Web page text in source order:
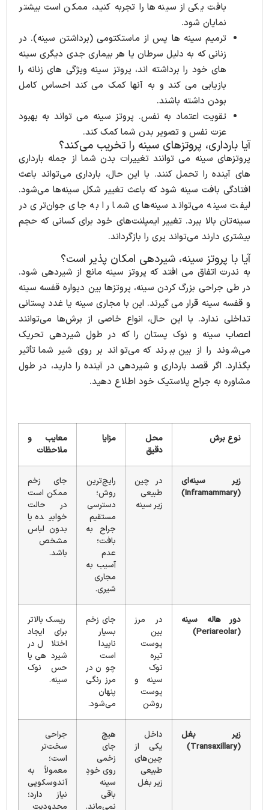
بافت یکی از سینه‌ها را تجربه کنید، ممکن است بیشتر
نمایان شود.
ترمیم سینه ها پس از ماستکتومی (برداشتن سینه). در
زنانی که به دلیل سرطان یا هر بیماری جدی دیگری سینه
های خود را برداشته اند، پروتز سینه ویژگی های زنانه را
بازیابی می کند و به آنها کمک می کند احساس کامل
بودن داشته باشند.
تقویت اعتماد به نفس. پروتز سینه می تواند به بهبود
عزت نفس و تصویر بدن شما کمک کند.
آیا بارداری، پروتزهای سینه را تخریب می‌کند؟
پروتزهای سینه می توانند تغییرات بدن شما از جمله بارداری
های آینده را تحمل کنند. با این حال، بارداری می‌تواند باعث
افتادگی بافت سینه شود که باعث تغییر شکل سینه‌ها می‌شود.
لیفت سینه می‌تواند سینه‌های شما را به جای جوان‌تری در
سینه‌تان بالا ببرد. تغییر ایمپلنت‌های خود برای کسانی که حجم
بیشتری دارند می‌تواند پری را بازگرداند.
آیا با پروتز سینه، شیردهی امکان پذیر است؟
به ندرت اتفاق می افتد که پروتز سینه مانع از شیردهی شود.
در طی جراحی بزرگ کردن سینه، پروتزها بین دیواره قفسه سینه
و قفسه سینه قرار می گیرند. این با مجاری سینه یا غدد پستانی
تداخلی ندارد. با این حال، انواع خاصی از برش‌ها می‌توانند
اعصاب سینه و نوک پستان را که در طول شیردهی تحریک
می‌شوند را از بین ببرند که می‌تواند بر روی شیر شما تأثیر
بگذارد. اگر قصد بارداری و شیردهی در آینده را دارید، در طول
مشاوره به جراح پلاستیک خود اطلاع دهید.
نوع برش
محل
دقیق
مزایا
معایب و
ملاحظات
زیر سینه‌ای
(Inframammary)
در چین
طبیعی
زیر سینه
رایج‌ترین
روش؛
دسترسی
مستقیم
جراح به
بافت؛
عدم
آسیب به
مجاری
شیری.
جای زخم
ممکن است
در حالت
خوابیده یا
بدون لباس
مشخص
باشد.
دور هاله سینه
(Periareolar)
در مرز
بین
پوست
تیره
نوک
سینه و
پوست
روشن
جای زخم
بسیار
ناپیدا
است
چون در
مرز رنگی
پنهان
می‌شود.
ریسک بالاتر
برای ایجاد
اختلال در
شیردهی یا
حس نوک
سینه.
زیر بغل
(Transaxillary)
داخل
یکی از
چین‌های
طبیعی
زیر بغل
هیچ
جای
زخمی
روی خودِ
سینه
باقی
نمی‌ماند.
جراحی
سخت‌تر
است؛
معمولاً به
آندوسکوپی
نیاز دارد؛
محدودیت